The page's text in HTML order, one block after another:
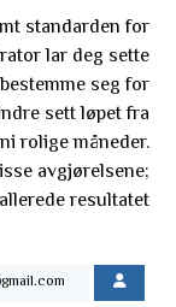
standarden for
lar deg sette
seg for
sett løpet fra
rolige måneder.
avgjørelsene;
resultatet.